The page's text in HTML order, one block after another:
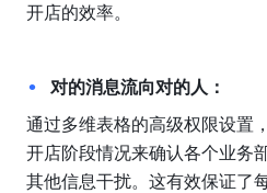
开店的效率。
对的消息流向对的人：
通过多维表格的高级权限设置
开店阶段情况来确认各个业务
其他信息干扰。这有效保证了